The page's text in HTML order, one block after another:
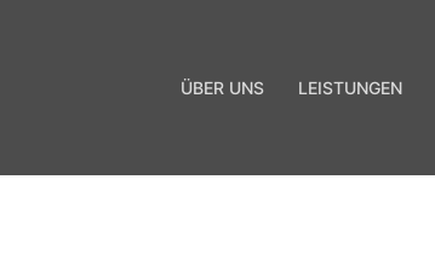
ÜBER UNS LEISTUNGEN